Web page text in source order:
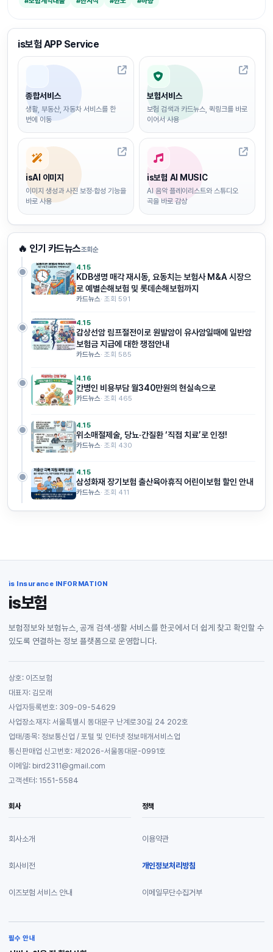
is보험 APP Service
종합서비스
생활, 부동산, 자동차 서비스를 한
번에 이동
보험서비스
보험 검색과 카드뉴스, 퀵링크를 바로
이어서 사용
isAI 이미지
이미지 생성과 사진 보정·합성 기능을
바로 사용
is보험 AI MUSIC
AI 음악 플레이리스트와 스튜디오
곡을 바로 감상
🔥 인기 카드뉴스조회순
4.15
KDB생명 매각 재시동, 요동치는 보험사 M&A 시장으
로 예별손해보험 및 롯데손해보험까지
카드뉴스· 조회 591
4.15
갑상선암 림프절전이로 원발암이 유사암일때에 일반암
보험금 지급에 대한 쟁점안내
카드뉴스· 조회 585
4.16
간병인 비용부담 월340만원의 현실속으로
카드뉴스· 조회 465
4.15
위소매절제술, 당뇨·간질환 ‘직접 치료’로 인정!
카드뉴스· 조회 430
4.15
삼성화재 장기보험 출산육아휴직 어린이보험 할인 안내
카드뉴스· 조회 411
is Insurance INFORMATION
is보험
보험정보와 보험뉴스, 공개 검색·생활 서비스를 한곳에서 더 쉽게 찾고 확인할 수
있도록 연결하는 정보 플랫폼으로 운영합니다.
상호: 이즈보험
대표자: 김모래
사업자등록번호: 309-09-54629
사업장소재지: 서울특별시 동대문구 난계로30길 24 202호
업태/종목: 정보통신업 / 포털 및 인터넷 정보매개서비스업
통신판매업 신고번호: 제2026-서울동대문-0991호
이메일: bird2311@gmail.com
고객센터: 1551-5584
회사
회사소개
회사비전
이즈보험 서비스 안내
정책
이용약관
개인정보처리방침
이메일무단수집거부
필수 안내